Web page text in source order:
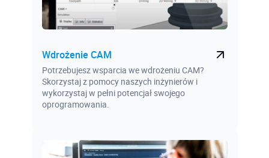
Wdrożenie CAM
Potrzebujesz wsparcia we wdrożeniu CAM?
Skorzystaj z pomocy naszych inżynierów i
wykorzystaj w pełni potencjał swojego
oprogramowania.